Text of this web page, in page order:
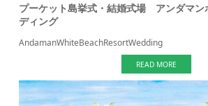
プーケット島挙式・結婚式場 アンダマン
ディング
AndamanWhiteBeachResortWedding
READ MORE